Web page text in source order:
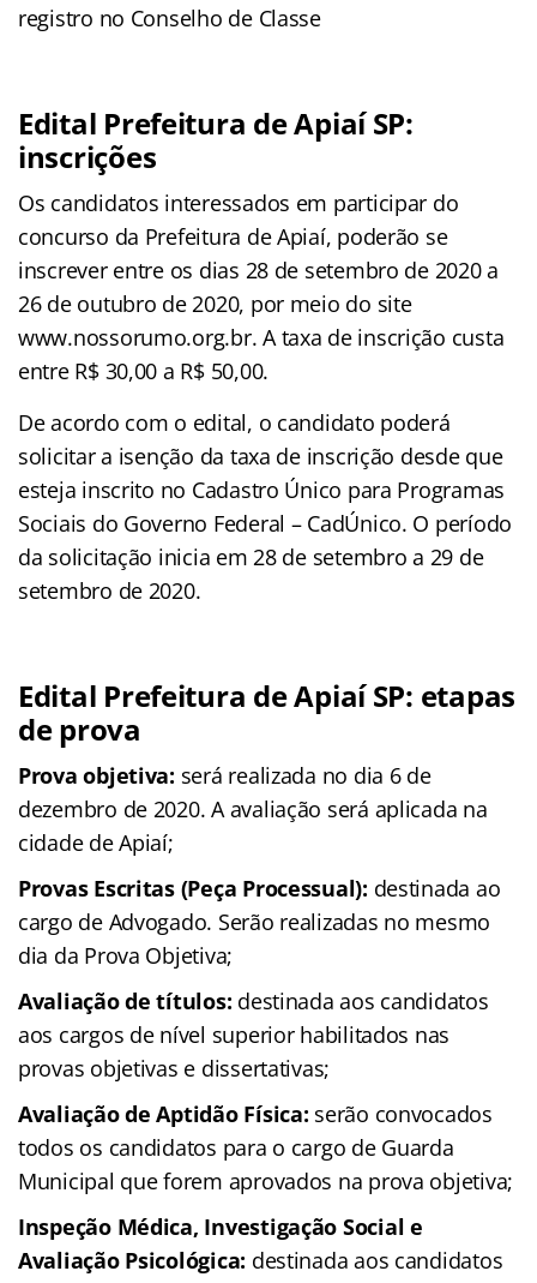
registro no Conselho de Classe
Edital Prefeitura de Apiaí SP:
inscrições
Os candidatos interessados em participar do
concurso da Prefeitura de Apiaí, poderão se
inscrever entre os dias 28 de setembro de 2020 a
26 de outubro de 2020, por meio do site
www.nossorumo.org.br. A taxa de inscrição custa
entre R$ 30,00 a R$ 50,00.
De acordo com o edital, o candidato poderá
solicitar a isenção da taxa de inscrição desde que
esteja inscrito no Cadastro Único para Programas
Sociais do Governo Federal – CadÚnico. O período
da solicitação inicia em 28 de setembro a 29 de
setembro de 2020.
Edital Prefeitura de Apiaí SP: etapas
de prova
Prova objetiva: será realizada no dia 6 de
dezembro de 2020. A avaliação será aplicada na
cidade de Apiaí;
Provas Escritas (Peça Processual): destinada ao
cargo de Advogado. Serão realizadas no mesmo
dia da Prova Objetiva;
Avaliação de títulos: destinada aos candidatos
aos cargos de nível superior habilitados nas
provas objetivas e dissertativas;
Avaliação de Aptidão Física: serão convocados
todos os candidatos para o cargo de Guarda
Municipal que forem aprovados na prova objetiva;
Inspeção Médica, Investigação Social e
Avaliação Psicológica: destinada aos candidatos